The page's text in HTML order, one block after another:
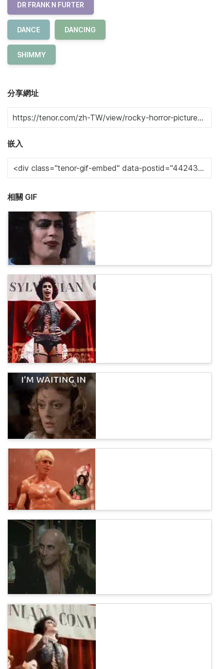
DR FRANK N FURTER
DANCE DANCING
SHIMMY
分享網址
嵌入
相關 GIF